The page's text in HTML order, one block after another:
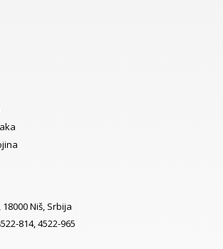
Niš, Srbija
814, 4522-965